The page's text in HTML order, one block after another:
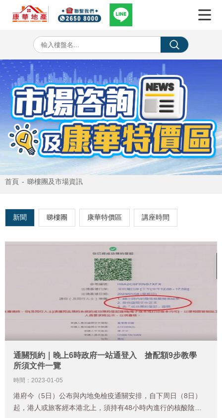
首頁 - 睇樓團及市場資訊
新聞 睇樓團 康華特價區 講座時間
通關預約｜晚上6時政府一站通登入 搶配額9步教學
所須文件一覽
時間：2023-01-05
港府今（5日）公布與內地免檢疫通關安排，自下周日（8日）
起，港人或旅客經本港北上，須持有48小時內進行的核酸陰性